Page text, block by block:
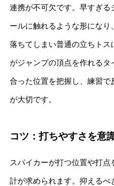
連携が不可欠です。早すぎる
ールに触れるような形にな
落ちてしまい普通の立ちトス
がジャンプの頂点を作れるタ
合った位置を把握し、練習で
が大切です。
コツ：打ちやすさを意
スパイカーが打つ位置や打
計が求められます。抑えるべ